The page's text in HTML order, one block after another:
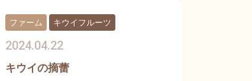
キウイの摘蕾
2024.04.22
ファーム キウイフルーツ